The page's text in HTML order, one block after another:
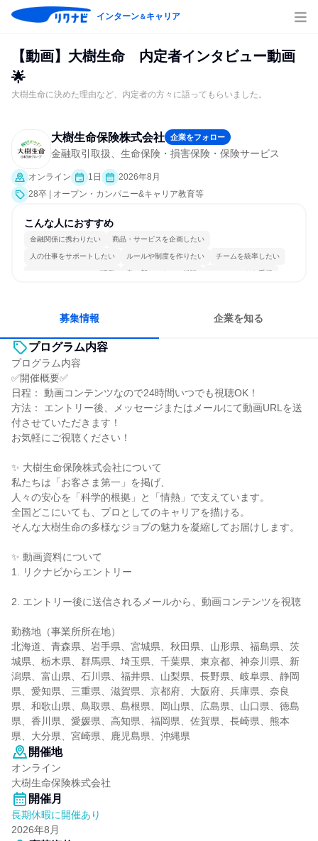
インターン＆キャリア
【動画】大樹生命 内定者インタビュー動画
🌟
大樹生命に決めた理由など、内定者の方々に語ってもらいました。
大樹生命保険株式会社 企業をフォロー
金融取引取扱、生命保険・損害保険・保険サービス
オンライン 1日
2026年8月
28卒 | オープン・カンパニー&キャリア教育等
こんな人におすすめ
金融関係に携わりたい 商品・サービスを企画したい
人の仕事をサポートしたい ルールや制度を作りたい チームを統率したい
コミュニケーションが活発 常に新しいものに挑戦 チームワークを重視
募集情報 企業を知る
プログラム内容
プログラム内容
✅開催概要✅
日程： 動画コンテンツなので24時間いつでも視聴OK！
方法： エントリー後、メッセージまたはメールにて動画URLを送
付させていただきます！
お気軽にご視聴ください！
✨ 大樹生命保険株式会社について
私たちは「お客さま第一」を掲げ、
人々の安心を「科学的根拠」と「情熱」で支えています。
全国どこにいても、プロとしてのキャリアを描ける。
そんな大樹生命の多様なジョブの魅力を凝縮してお届けします。
✨ 動画資料について
1. リクナビからエントリー
2. エントリー後に送信されるメールから、動画コンテンツを視聴
勤務地（事業所所在地）
北海道、青森県、岩手県、宮城県、秋田県、山形県、福島県、茨
城県、栃木県、群馬県、埼玉県、千葉県、東京都、神奈川県、新
潟県、富山県、石川県、福井県、山梨県、長野県、岐阜県、静岡
県、愛知県、三重県、滋賀県、京都府、大阪府、兵庫県、奈良
県、和歌山県、鳥取県、島根県、岡山県、広島県、山口県、徳島
県、香川県、愛媛県、高知県、福岡県、佐賀県、長崎県、熊本
県、大分県、宮崎県、鹿児島県、沖縄県
開催地
オンライン
大樹生命保険株式会社
開催月
長期休暇に開催あり
2026年8月